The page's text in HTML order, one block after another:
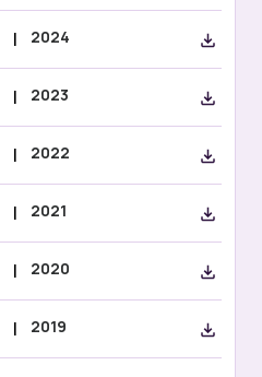
| 2024
| 2023
| 2022
| 2021
| 2020
| 2019